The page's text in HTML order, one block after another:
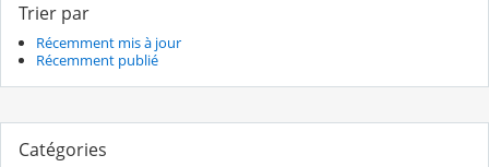
Trier par
Récemment mis à jour
Récemment publié
Catégories